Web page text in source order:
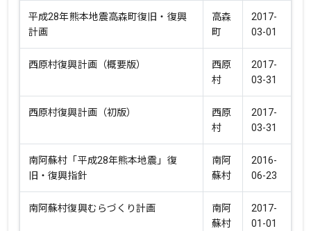
平成28年熊本地震高森町復旧・復興
計画
高森
町
2017-
03-01
西原村復興計画（概要版）
西原
村
2017-
03-31
西原村復興計画（初版）
西原
村
2017-
03-31
南阿蘇村「平成28年熊本地震」復
旧・復興指針
南阿
蘇村
2016-
06-23
南阿蘇村復興むらづくり計画
南阿
蘇村
2017-
01-01